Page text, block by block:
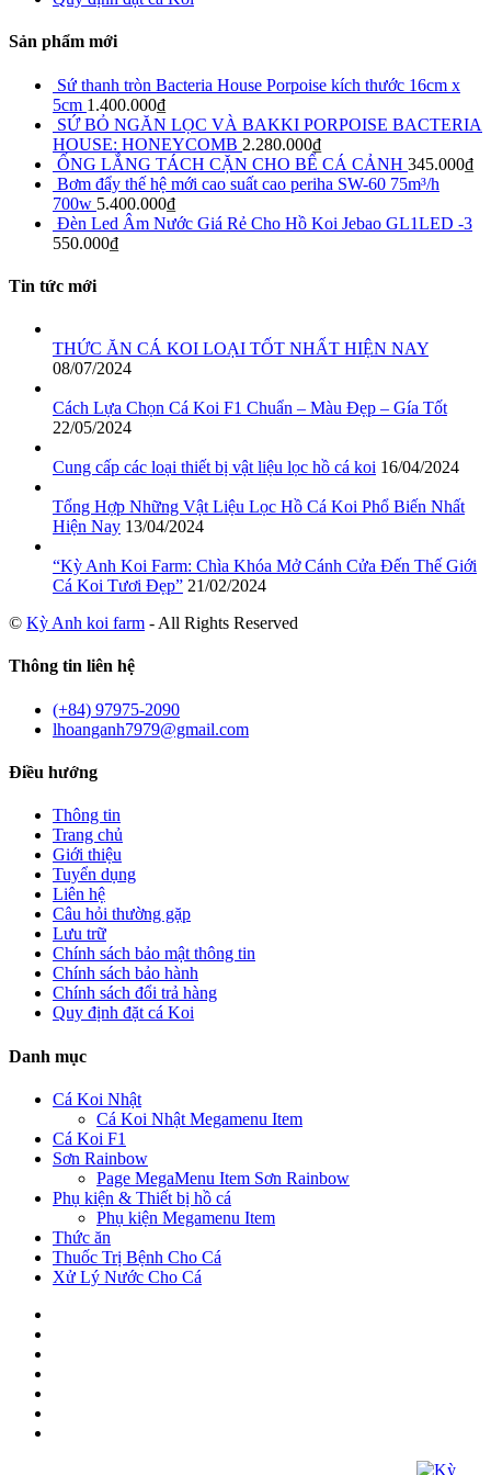
Sản phẩm mới
Sứ thanh tròn Bacteria House Porpoise kích thước 16cm x
5cm 1.400.000₫
SỨ BỎ NGĂN LỌC VÀ BAKKI PORPOISE BACTERIA
HOUSE: HONEYCOMB 2.280.000₫
ỐNG LẮNG TÁCH CẶN CHO BỂ CÁ CẢNH 345.000₫
Bơm đẩy thế hệ mới cao suất cao periha SW-60 75m³/h
700w 5.400.000₫
Đèn Led Âm Nước Giá Rẻ Cho Hồ Koi Jebao GL1LED -3
550.000₫
Tin tức mới
THỨC ĂN CÁ KOI LOẠI TỐT NHẤT HIỆN NAY
08/07/2024
Cách Lựa Chọn Cá Koi F1 Chuẩn – Màu Đẹp – Gía Tốt
22/05/2024
Cung cấp các loại thiết bị vật liệu lọc hồ cá koi 16/04/2024
Tổng Hợp Những Vật Liệu Lọc Hồ Cá Koi Phổ Biến Nhất
Hiện Nay 13/04/2024
“Kỳ Anh Koi Farm: Chìa Khóa Mở Cánh Cửa Đến Thế Giới
Cá Koi Tươi Đẹp” 21/02/2024
© Kỳ Anh koi farm - All Rights Reserved
Thông tin liên hệ
(+84) 97975-2090
lhoanganh7979@gmail.com
Điều hướng
Thông tin
Trang chủ
Giới thiệu
Tuyển dụng
Liên hệ
Câu hỏi thường gặp
Lưu trữ
Chính sách bảo mật thông tin
Chính sách bảo hành
Chính sách đổi trả hàng
Quy định đặt cá Koi
Danh mục
Cá Koi Nhật
Cá Koi Nhật Megamenu Item
Cá Koi F1
Sơn Rainbow
Page MegaMenu Item Sơn Rainbow
Phụ kiện & Thiết bị hồ cá
Phụ kiện Megamenu Item
Thức ăn
Thuốc Trị Bệnh Cho Cá
Xử Lý Nước Cho Cá